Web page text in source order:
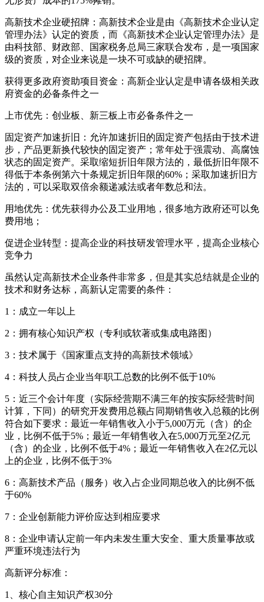
高新技术企业硬招牌：高新技术企业是由《高新技术企业认定
管理办法》认定的资质，而《高新技术企业认定管理办法》是
由科技部、财政部、国家税务总局三家联合发布，是一项国家
级的资质，对企业来说是一块不可或缺的硬招牌。
获得更多政府资助项目资金：高新企业认定是申请各级相关政
府资金的必备条件之一
上市优先：创业板、新三板上市必备条件之一
固定资产加速折旧：允许加速折旧的固定资产包括由于技术进
步，产品更新换代较快的固定资产；常年处于强震动、高腐蚀
状态的固定资产。采取缩短折旧年限方法的，最低折旧年限不
得低于本条例第六十条规定折旧年限的60%；采取加速折旧方
法的，可以采取双倍余额递减法或者年数总和法。
用地优先：优先获得办公及工业用地，很多地方政府还可以免
费用地；
促进企业转型：提高企业的科技研发管理水平，提高企业核心
竞争力
虽然认定高新技术企业条件非常多，但是其实总结就是企业的
技术和财务达标，高新认定需要的条件：
1：成立一年以上
2：拥有核心知识产权（专利或软著或集成电路图）
3：技术属于《国家重点支持的高新技术领域》
4：科技人员占企业当年职工总数的比例不低于10%
5：近三个会计年度（实际经营期不满三年的按实际经营时间
计算，下同）的研究开发费用总额占同期销售收入总额的比例
符合如下要求：最近一年销售收入小于5,000万元（含）的企
业，比例不低于5%；最近一年销售收入在5,000万元至2亿元
（含）的企业，比例不低于4%；最近一年销售收入在2亿元以
上的企业，比例不低于3%
6：高新技术产品（服务）收入占企业同期总收入的比例不低
于60%
7：企业创新能力评价应达到相应要求
8：企业申请认定前一年内未发生重大安全、重大质量事故或
严重环境违法行为
高新评分标准：
1、核心自主知识产权30分